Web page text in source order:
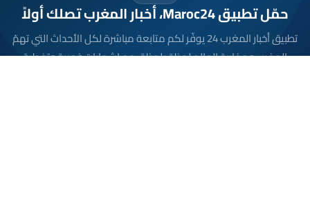
حمّل تطبيق Maroc24، أخبار المغرب تصلك أولاً
تطبيق أخبار المغرب 24 يوفّر لكم متابعة مباشرة لكل الأحداث التي تهمّ
المغرب ومغاربة العالم لحظة بلحظة، مع إشعارات فورية وتغطية